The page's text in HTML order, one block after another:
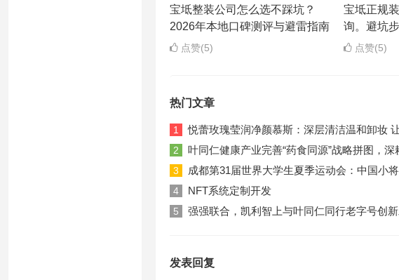
宝坻整装公司怎么选不踩坑？
2026年本地口碑测评与避雷指南
点赞(5)
宝坻正规
询。避坑
点赞(5)
热门文章
1 悦蕾玫瑰莹润净颜慕斯：深层清洁温和卸妆
2 叶同仁健康产业完善“药食同源”战略拼图，深
3 成都第31届世界大学生夏季运动会：中国小
4 NFT系统定制开发
5 强强联合，凯利智上与叶同仁同行老字号创
发表回复